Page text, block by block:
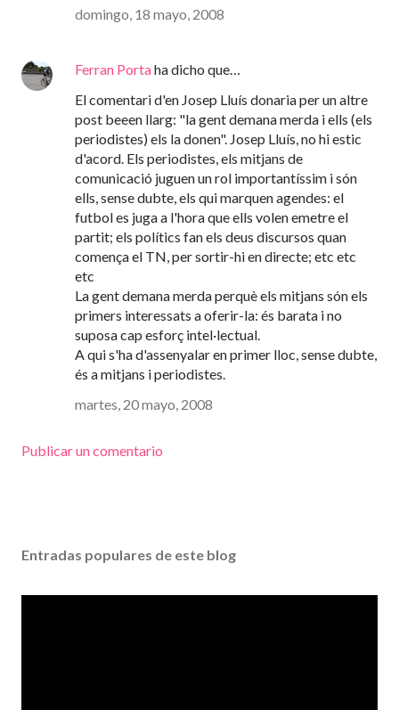
domingo, 18 mayo, 2008
Ferran Portaha dicho que…
El comentari d'en Josep Lluís donaria per un altre
post beeen llarg: "la gent demana merda i ells (els
periodistes) els la donen". Josep Lluís, no hi estic
d'acord. Els periodistes, els mitjans de
comunicació juguen un rol importantíssim i són
ells, sense dubte, els qui marquen agendes: el
futbol es juga a l'hora que ells volen emetre el
partit; els polítics fan els deus discursos quan
comença el TN, per sortir-hi en directe; etc etc
etc
La gent demana merda perquè els mitjans són els
primers interessats a oferir-la: és barata i no
suposa cap esforç intel·lectual.
A qui s'ha d'assenyalar en primer lloc, sense dubte,
és a mitjans i periodistes.
martes, 20 mayo, 2008
Publicar un comentario
Entradas populares de este blog